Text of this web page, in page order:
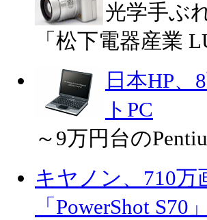
光学手ぶ
「松下電器産業
日本HP、
トPC
～9万円台の
キヤノン、710
「PowerShot S70」